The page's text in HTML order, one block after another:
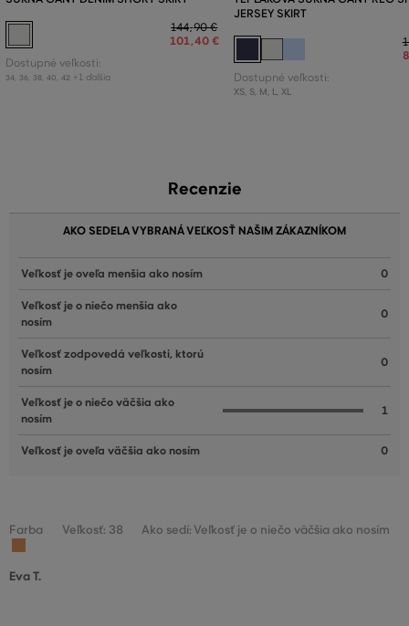
144,90 €
101,40 €
Dostupné veľkosti:
34 36 38 40 42 +1 ďalšia
JERSEY SKIRT
Dostupné veľkosti:
XS, S, M, L, XL
Recenzie
AKO SEDELA VYBRANÁ VEĽKOSŤ NAŠIM ZÁKAZNÍKOM
Veľkosť je oveľa menšia ako nosím 0
Veľkosť je o niečo menšia ako
nosím
0
Veľkosť zodpovedá veľkosti, ktorú
nosím
0
Veľkosť je o niečo väčšia ako
nosím
1
Veľkosť je oveľa väčšia ako nosím 0
Farba Veľkosť: 38 Ako sedí: Veľkosť je o niečo väčšia ako nosím
Eva T.